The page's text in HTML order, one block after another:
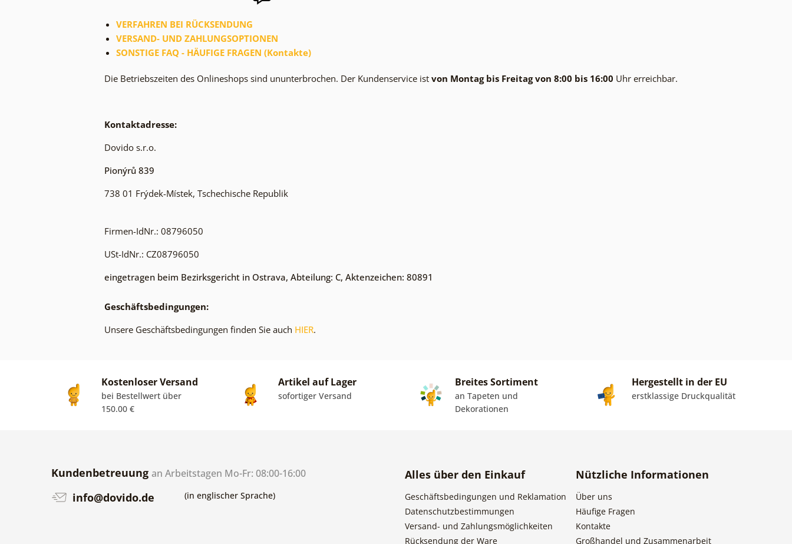
VERFAHREN BEI RÜCKSENDUNG
VERSAND- UND ZAHLUNGSOPTIONEN
SONSTIGE FAQ - HÄUFIGE FRAGEN (Kontakte)
Die Betriebszeiten des Onlineshops sind ununterbrochen. Der Kundenservice ist von Montag bis Freitag von 8:00 bis 16:00 Uhr erreichbar.
Kontaktadresse:
Dovido s.r.o.
Pionýrů 839
738 01 Frýdek-Místek, Tschechische Republik
Firmen-IdNr.: 08796050
USt-IdNr.: CZ08796050
eingetragen beim Bezirksgericht in Ostrava, Abteilung: C, Aktenzeichen: 80891
Geschäftsbedingungen:
Unsere Geschäftsbedingungen finden Sie auch HIER.
Kostenloser Versand
bei Bestellwert über
150.00 €
Artikel auf Lager
sofortiger Versand
Breites Sortiment
an Tapeten und
Dekorationen
Hergestellt in der EU
erstklassige Druckqualität
Kundenbetreuung an Arbeitstagen Mo-Fr: 08:00-16:00
info@dovido.de (in englischer Sprache)
Alles über den Einkauf
Geschäftsbedingungen und Reklamation
Datenschutzbestimmungen
Versand- und Zahlungsmöglichkeiten
Rücksendung der Ware
Nützliche Informationen
Über uns
Häufige Fragen
Kontakte
Großhandel und Zusammenarbeit